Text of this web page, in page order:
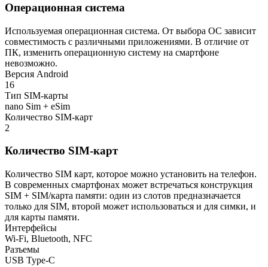
Операционная система
Используемая операционная система. От выбора ОС зависит
совместимость с различными приложениями. В отличие от
ПК, изменить операционную систему на смартфоне
невозможно.
Версия Android
16
Тип SIM-карты
nano Sim + eSim
Количество SIM-карт
2
Количество SIM-карт
Количество SIM карт, которое можно установить на телефон.
В современных смартфонах может встречаться конструкция
SIM + SIM/карта памяти: один из слотов предназначается
только для SIM, второй может использоваться и для симки, и
для карты памяти.
Интерфейсы
Wi-Fi, Bluetooth, NFC
Разъемы
USB Type-C